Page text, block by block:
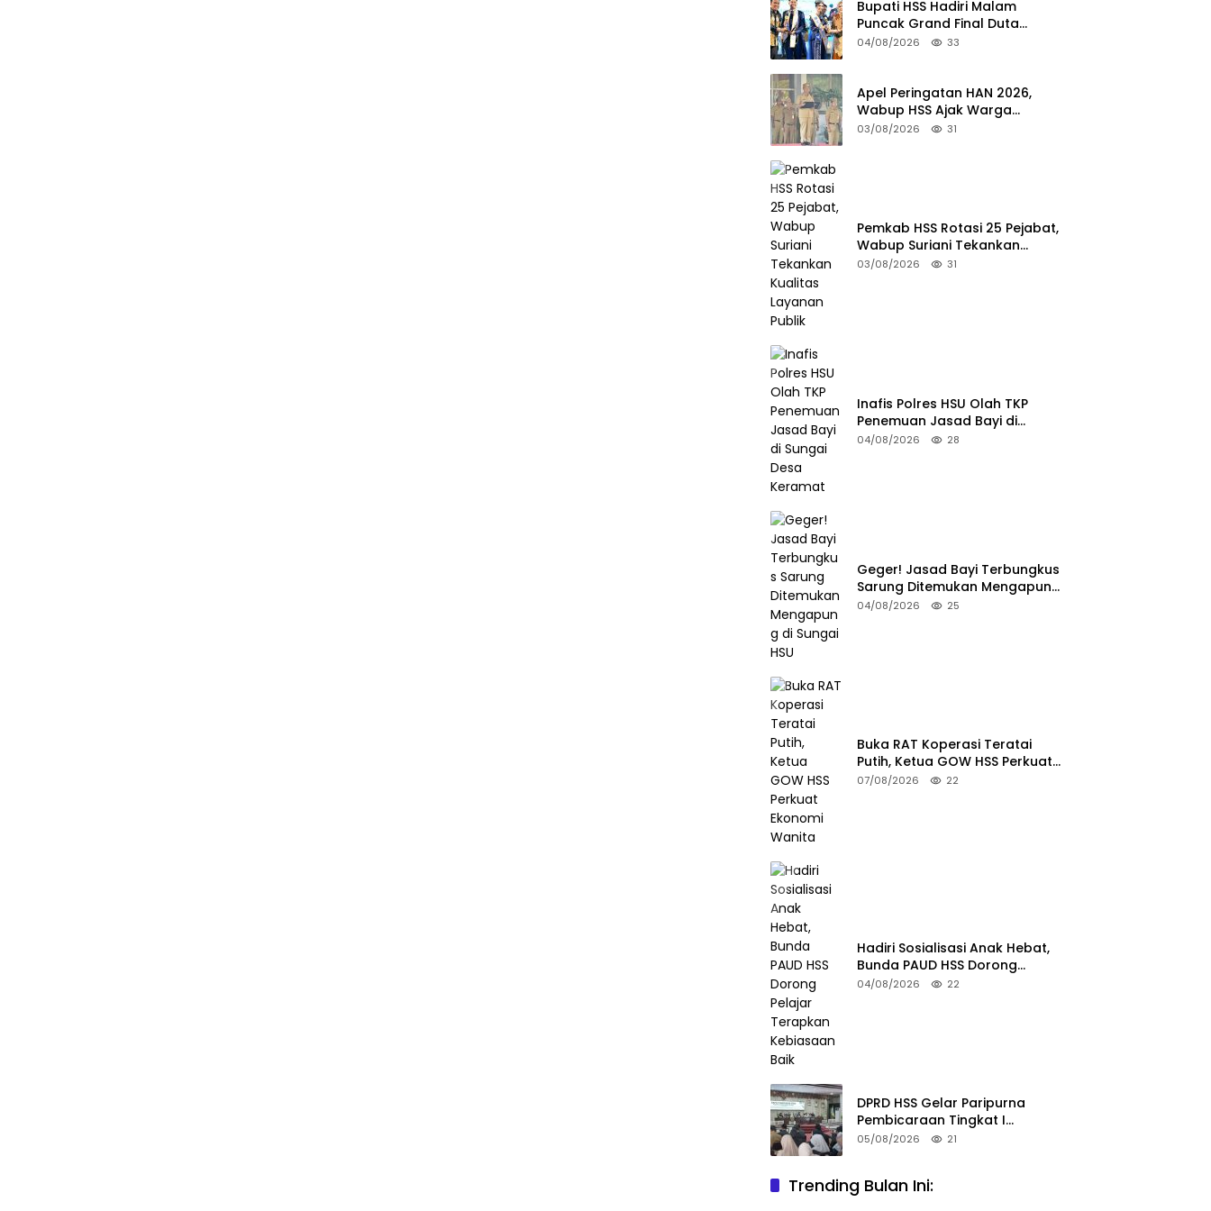
Bupati HSS Hadiri Malam
Puncak Grand Final Duta
Pariwisata 2026
04/08/2026 33
Apel Peringatan HAN 2026,
Wabup HSS Ajak Warga
Wujudkan Lingkungan Ramah
03/08/2026 31
Pemkab HSS Rotasi 25 Pejabat,
Wabup Suriani Tekankan
Kualitas Layanan Publik
03/08/2026 31
Inafis Polres HSU Olah TKP
Penemuan Jasad Bayi di
Sungai Desa Keramat
04/08/2026 28
Geger! Jasad Bayi Terbungkus
Sarung Ditemukan Mengapung
di Sungai HSU
04/08/2026 25
Buka RAT Koperasi Teratai
Putih, Ketua GOW HSS Perkuat
Ekonomi Wanita
07/08/2026 22
Hadiri Sosialisasi Anak Hebat,
Bunda PAUD HSS Dorong
Pelajar Terapkan Kebiasaan
04/08/2026 22
DPRD HSS Gelar Paripurna
Pembicaraan Tingkat I
Raperda Pilkades
05/08/2026 21
Trending Bulan Ini:
Lima Titik Hotspot Terdeteksi di HSU, Tim